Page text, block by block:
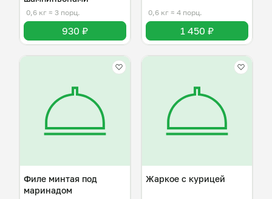
0,6 кг ≈ 3 порц.
930 ₽
0,6 кг ≈ 4 порц.
1 450 ₽
Филе минтая под
маринадом
Жаркое с курицей